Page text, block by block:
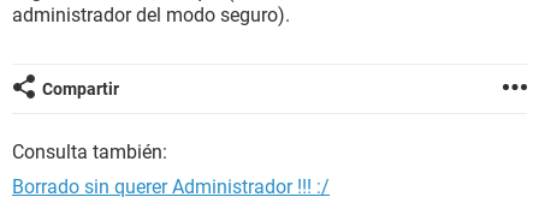
administrador del modo seguro).
Compartir
Consulta también:
Borrado sin querer Administrador !!! :/